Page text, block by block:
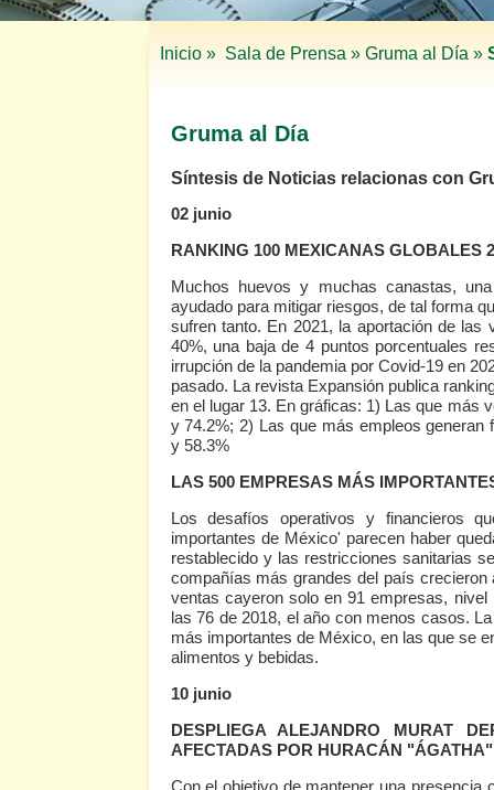
Inicio » Sala de Prensa » Gruma al Día »
Gruma al Día
Síntesis de Noticias relacionas con
02 junio
RANKING 100 MEXICANAS GLOBALES
Muchos huevos y muchas canastas,
ayudado para mitigar riesgos, de tal forma
sufren tanto. En 2021, la aportación de
40%, una baja de 4 puntos porcentuales
irrupción de la pandemia por Covid-19 en
pasado. La revista Expansión publica
en el lugar 13. En gráficas: 1) Las que más
y 74.2%; 2) Las que más empleos
y 58.3%
LAS 500 EMPRESAS MÁS
Los desafíos operativos y financieros
importantes de México' parecen haber
restablecido y las restricciones sanitarias
compañías más grandes del país
ventas cayeron solo en 91 empresas,
las 76 de 2018, el año con menos casos.
más importantes de México, en las que se
alimentos y bebidas.
10 junio
DESPLIEGA ALEJANDRO MURAT
AFECTADAS POR HURACÁN
Con el objetivo de mantener una presencia